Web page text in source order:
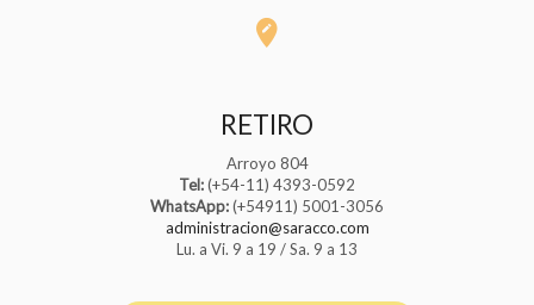
RETIRO
Arroyo 804
Tel:(+54-11) 4393-0592
WhatsApp:(+54911) 5001-3056
administracion@saracco.com
Lu. a Vi. 9 a 19 / Sa. 9 a 13